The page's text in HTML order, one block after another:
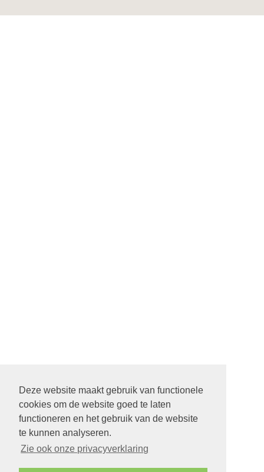
Deze website maakt gebruik van functionele
cookies om de website goed te laten
functioneren en het gebruik van de website
te kunnen analyseren.
Zie ook onze privacyverklaring